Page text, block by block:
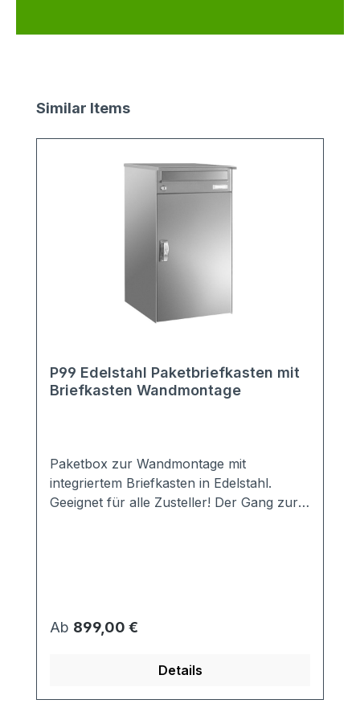
Produktgalerie überspringen
Similar Items
P99 Edelstahl Paketbriefkasten mit
Briefkasten Wandmontage
Paketbox zur Wandmontage mit
integriertem Briefkasten in Edelstahl.
Geeignet für alle Zusteller! Der Gang zur
notwendig. Die Paketbox erhalten Sie in
zwei unterschiedlichen Größen.
Volumen Sie Pakete empfangen möchten.
Zur einfacheren Montage ist der
Regulärer Preis:
Ab 899,00 €
Details